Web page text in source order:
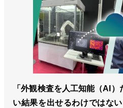
「外観検査を人工知能（AI
い結果を出せるわけではな